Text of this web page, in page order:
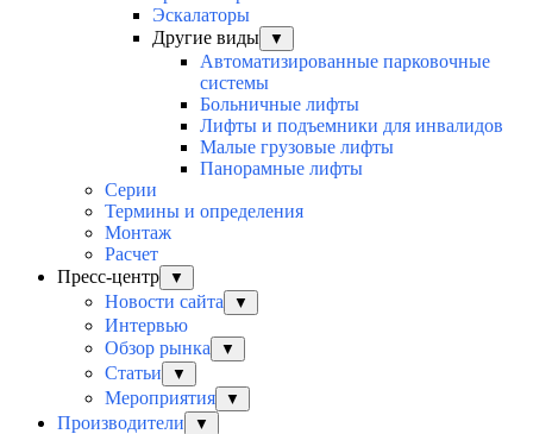
Эскалаторы
Другие виды
▼
Автоматизированные парковочные
системы
Больничные лифты
Лифты и подъемники для инвалидов
Малые грузовые лифты
Панорамные лифты
Серии
Термины и определения
Монтаж
Расчет
Пресс-центр
▼
Новости сайта ▼
Интервью
Обзор рынка
▼
Статьи ▼
Мероприятия ▼
Производители ▼